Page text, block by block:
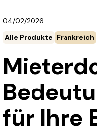
04/02/2026
Alle Produkte Frankreich
für Ihre